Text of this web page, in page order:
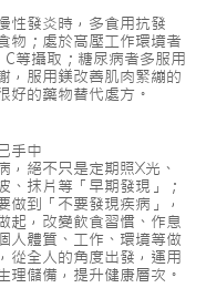
性發炎時，多食用抗發
物；處於高壓工作環境者
等攝取；糖尿病者多服用
，服用鎂改善肌肉緊繃的
好的藥物替代處方。
手中
，絕不只是定期照X光、
、抹片等「早期發現」；
做到「不要發現疾病」，
起，改變飲食習慣、作息
人體質、工作、環境等做
從全人的角度出發，運用
理儲備，提升健康層次。